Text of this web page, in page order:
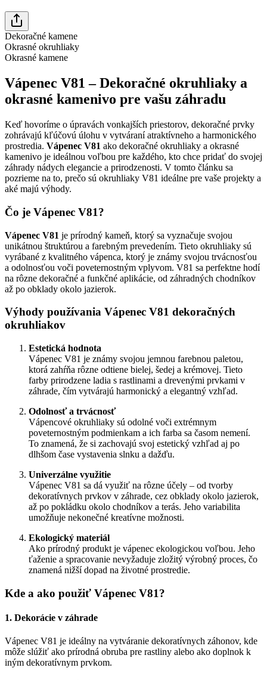
Dekoračné kamene
Okrasné okruhliaky
Okrasné kamene
Vápenec V81 – Dekoračné okruhliaky a
okrasné kamenivo pre vašu záhradu
Keď hovoríme o úpravách vonkajších priestorov, dekoračné prvky
zohrávajú kľúčovú úlohu v vytváraní atraktívneho a harmonického
prostredia. Vápenec V81 ako dekoračné okruhliaky a okrasné
kamenivo je ideálnou voľbou pre každého, kto chce pridať do svojej
záhrady nádych elegancie a prirodzenosti. V tomto článku sa
pozrieme na to, prečo sú okruhliaky V81 ideálne pre vaše projekty a
aké majú výhody.
Čo je Vápenec V81?
Vápenec V81 je prírodný kameň, ktorý sa vyznačuje svojou
unikátnou štruktúrou a farebným prevedením. Tieto okruhliaky sú
vyrábané z kvalitného vápenca, ktorý je známy svojou trvácnosťou
a odolnosťou voči poveternostným vplyvom. V81 sa perfektne hodí
na rôzne dekoračné a funkčné aplikácie, od záhradných chodníkov
až po obklady okolo jazierok.
Výhody používania Vápenec V81 dekoračných
okruhliakov
Estetická hodnota
Vápenec V81 je známy svojou jemnou farebnou paletou,
ktorá zahŕňa rôzne odtiene bielej, šedej a krémovej. Tieto
farby prirodzene ladia s rastlinami a drevenými prvkami v
záhrade, čím vytvárajú harmonický a elegantný vzhľad.
Odolnosť a trvácnosť
Vápencové okruhliaky sú odolné voči extrémnym
poveternostným podmienkam a ich farba sa časom nemení.
To znamená, že si zachovajú svoj estetický vzhľad aj po
dlhšom čase vystavenia slnku a dažďu.
Univerzálne využitie
Vápenec V81 sa dá využiť na rôzne účely – od tvorby
dekoratívnych prvkov v záhrade, cez obklady okolo jazierok,
až po pokládku okolo chodníkov a terás. Jeho variabilita
umožňuje nekonečné kreatívne možnosti.
Ekologický materiál
Ako prírodný produkt je vápenec ekologickou voľbou. Jeho
ťaženie a spracovanie nevyžaduje zložitý výrobný proces, čo
znamená nižší dopad na životné prostredie.
Kde a ako použiť Vápenec V81?
1. Dekorácie v záhrade
Vápenec V81 je ideálny na vytváranie dekoratívnych záhonov, kde
môže slúžiť ako prírodná obruba pre rastliny alebo ako doplnok k
iným dekoratívnym prvkom.